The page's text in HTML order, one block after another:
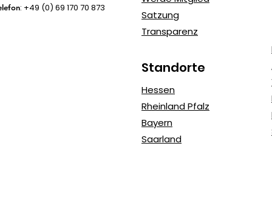
: +49 (0) 69 170 70 873
Satzung
Transparenz
Standorte
Hessen
Rheinland Pfalz
Bayern
Saarland